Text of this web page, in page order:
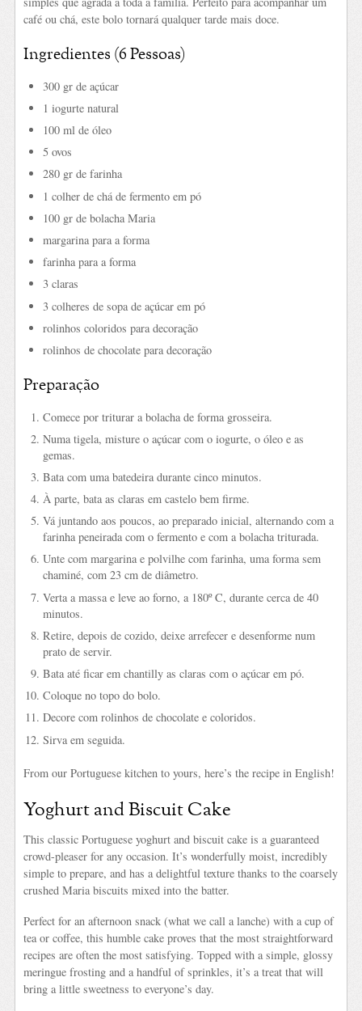
café ou chá, este bolo tornará qualquer tarde mais doce.
Ingredientes (6 Pessoas)
300 gr de açúcar
1 iogurte natural
100 ml de óleo
5 ovos
280 gr de farinha
1 colher de chá de fermento em pó
100 gr de bolacha Maria
margarina para a forma
farinha para a forma
3 claras
3 colheres de sopa de açúcar em pó
rolinhos coloridos para decoração
rolinhos de chocolate para decoração
Preparação
Comece por triturar a bolacha de forma grosseira.
Numa tigela, misture o açúcar com o iogurte, o óleo e as
gemas.
Bata com uma batedeira durante cinco minutos.
À parte, bata as claras em castelo bem firme.
Vá juntando aos poucos, ao preparado inicial, alternando com a
farinha peneirada com o fermento e com a bolacha triturada.
Unte com margarina e polvilhe com farinha, uma forma sem
chaminé, com 23 cm de diâmetro.
Verta a massa e leve ao forno, a 180º C, durante cerca de 40
minutos.
Retire, depois de cozido, deixe arrefecer e desenforme num
prato de servir.
Bata até ficar em chantilly as claras com o açúcar em pó.
Coloque no topo do bolo.
Decore com rolinhos de chocolate e coloridos.
Sirva em seguida.
From our Portuguese kitchen to yours, here’s the recipe in English!
Yoghurt and Biscuit Cake
This classic Portuguese yoghurt and biscuit cake is a guaranteed
crowd-pleaser for any occasion. It’s wonderfully moist, incredibly
simple to prepare, and has a delightful texture thanks to the coarsely
crushed Maria biscuits mixed into the batter.
Perfect for an afternoon snack (what we call a lanche) with a cup of
tea or coffee, this humble cake proves that the most straightforward
recipes are often the most satisfying. Topped with a simple, glossy
meringue frosting and a handful of sprinkles, it’s a treat that will
bring a little sweetness to everyone’s day.